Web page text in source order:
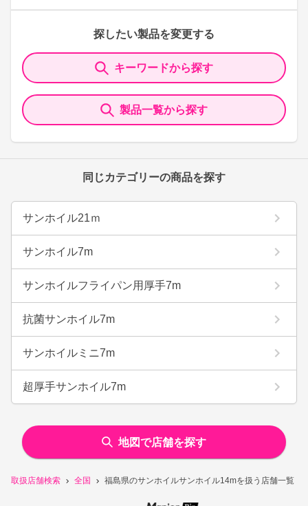
取扱店舗検索 全国 福島県のサンホイルサンホイル14mを扱う店舗一覧
探したい製品を変更する
キーワードから探す
製品一覧から探す
同じカテゴリーの商品を探す
サンホイル21ｍ
サンホイル7m
サンホイルフライパン用厚手7m
抗菌サンホイル7m
サンホイルミニ7m
超厚手サンホイル7m
地図で店舗を探す